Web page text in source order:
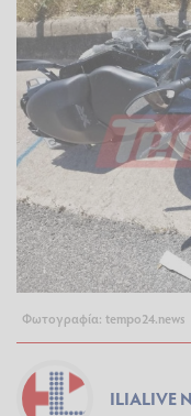
Φωτογραφία: tempo24.news
ILIALIVE